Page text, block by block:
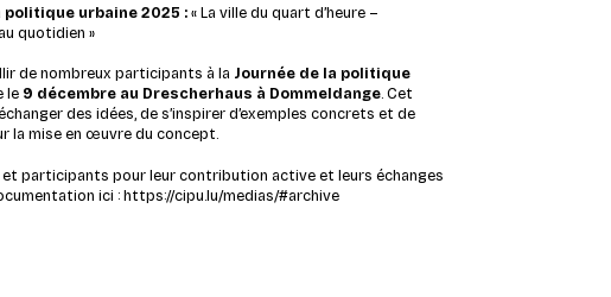
politique urbaine 2025 :« La ville du quart d’heure –
quotidien »
de nombreux participants à la Journée de la politique
le 9 décembre au Drescherhaus à Dommeldange. Cet
des idées, de s’inspirer d’exemples concrets et de
la mise en œuvre du concept.
participants pour leur contribution active et leurs échanges
ici : https://cipu.lu/medias/#archive